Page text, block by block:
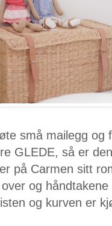
små mailegg og
GLEDE, så er
på Carmen sitt
og
og kurven er